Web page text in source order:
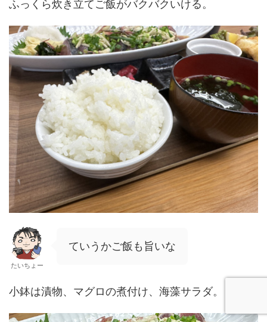
ふっくら炊き立てご飯がバクバクいける。
たいちょー
ていうかご飯も旨いな
小鉢は漬物、マグロの煮付け、海藻サラダ。